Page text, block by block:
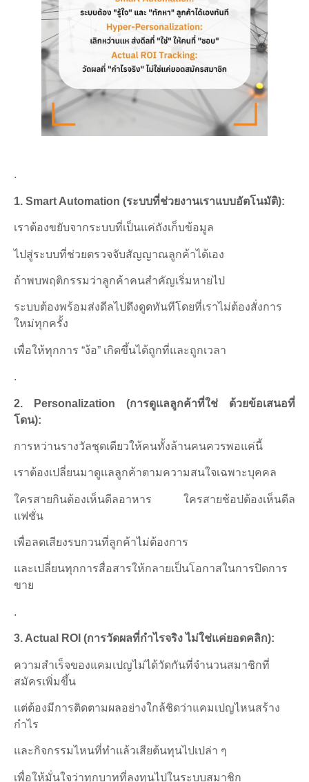
.
1. Smart Automation (ระบบที่ช่วยงานเราแบบอัตโนมัติ):
เราต้องขยับจากระบบที่เป็นแค่ถังเก็บข้อมูล
ไปสู่ระบบที่ช่วยตรวจจับสัญญาณลูกค้าได้เอง
ถ้าพบพฤติกรรมว่าลูกค้าคนสำคัญเริ่มหายไป
ระบบต้องพร้อมส่งดีลไปดึงดูดทันทีโดยที่เราไม่ต้องสั่งการ
ใหม่ทุกครั้ง
เพื่อให้ทุกการ “ง้อ” เกิดขึ้นได้ถูกที่และถูกเวลา
.
2. Personalization (การดูแลลูกค้าที่ใช่ ด้วยข้อเสนอที่
โดน):
การหว่านรางวัลชุดเดียวให้คนทั้งล้านคนควรพอแค่นี้
เราต้องเปลี่ยนมาดูแลลูกค้าตามความสนใจเฉพาะบุคคล
ใครสายกินต้องเห็นดีลอาหาร ใครสายช้อปต้องเห็นดีล
แฟชั่น
เพื่อลดเสียงรบกวนที่ลูกค้าไม่ต้องการ
และเปลี่ยนทุกการสื่อสารให้กลายเป็นโอกาสในการปิดการ
ขาย
.
3. Actual ROI (การวัดผลที่กำไรจริง ไม่ใช่แค่ยอดคลิก):
ความสำเร็จของแคมเปญไม่ได้วัดกันที่จำนวนสมาชิกที่
สมัครเพิ่มขึ้น
แต่ต้องมีการติดตามผลอย่างใกล้ชิดว่าแคมเปญไหนสร้าง
กำไร
และกิจกรรมไหนที่ทำแล้วเสียต้นทุนไปเปล่า ๆ
เพื่อให้มั่นใจว่าทุกบาทที่ลงทุนไปในระบบสมาชิก